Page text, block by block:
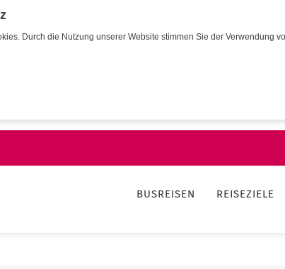
Durch die Nutzung unserer Website stimmen Sie der Verwendung
BUSREISEN REISEZIELE